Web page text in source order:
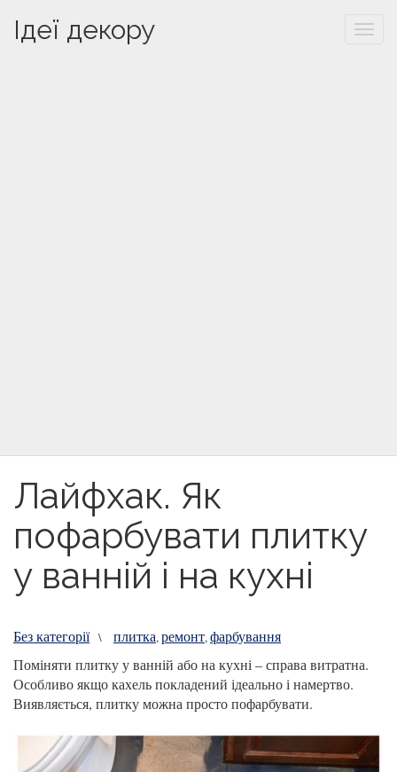
Ідеї декору
Лайфхак. Як
пофарбувати плитку
у ванній і на кухні
Без категорії \ плитка,ремонт,фарбування
Поміняти плитку у ванній або на кухні – справа витратна.
Особливо якщо кахель покладений ідеально і намертво.
Виявляється, плитку можна просто пофарбувати.